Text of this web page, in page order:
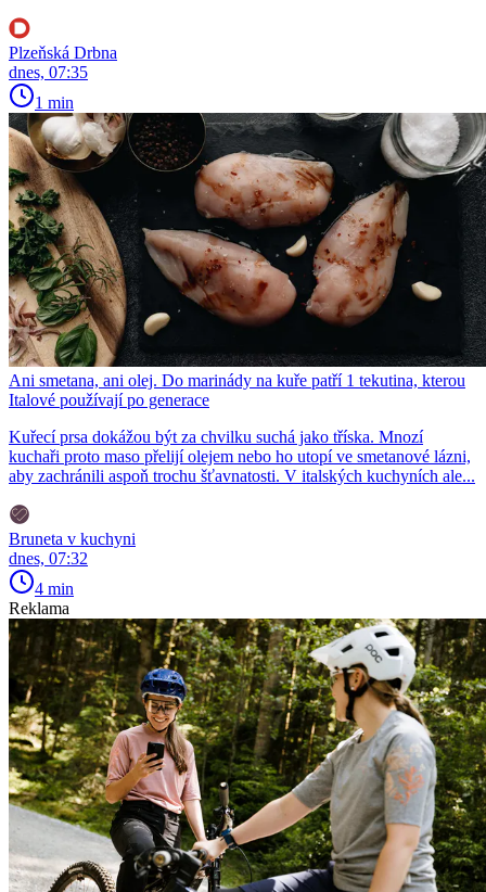
Plzeňská Drbna
dnes, 07:35
1 min
Ani smetana, ani olej. Do marinády na kuře patří 1 tekutina, kterou
Italové používají po generace
Kuřecí prsa dokážou být za chvilku suchá jako tříska. Mnozí
kuchaři proto maso přelijí olejem nebo ho utopí ve smetanové lázni,
aby zachránili aspoň trochu šťavnatosti. V italských kuchyních ale...
Bruneta v kuchyni
dnes, 07:32
4 min
Reklama